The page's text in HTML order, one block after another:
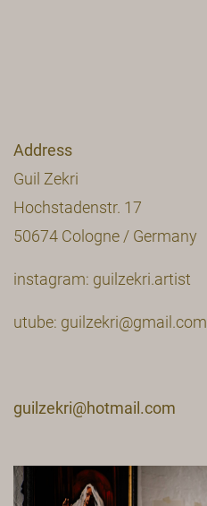
Address
Guil Zekri
Hochstadenstr. 17
50674 Cologne / Germany
instagram: guilzekri.artist
utube: guilzekri@gmail.com
guilzekri@hotmail.com